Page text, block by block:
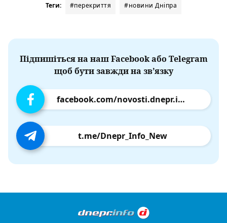
Теги: #перекриття #новини Дніпра
Підпишіться на наш Facebook або Telegram
щоб бути завжди на зв’язку
facebook.com/novosti.dnepr.info
t.me/Dnepr_Info_New